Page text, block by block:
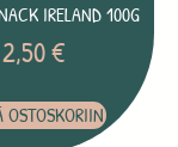
IRELAND 100G
2,50€
OSTOSKORIIN